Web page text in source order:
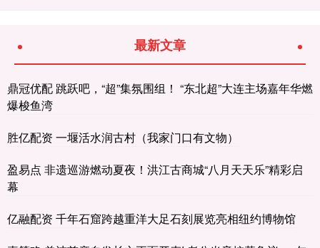
最新文章
鼎冠优配 跳跃吧，“超”集氛围组！ “东北超”大连主场嘉年华燃
爆梭鱼湾
胜亿配资 一堰活水润古村（我家门口有文物）
盈易点 非遗巡游燃动夏夜！洪江古商城“八月天天乐”精彩启
幕
亿融配资 千年石窟跨越重洋大足石刻展览亮相纽约博物馆